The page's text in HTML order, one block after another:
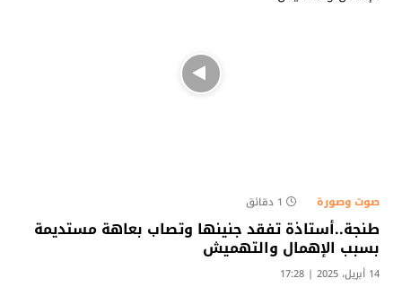
صوت وصورة 1 دقائق
طنجة..أستاذة تفقد جنينها وتصاب بعاهة مستديمة
بسبب الإهمال والتهميش
14 أبريل، 2025 | 17:28